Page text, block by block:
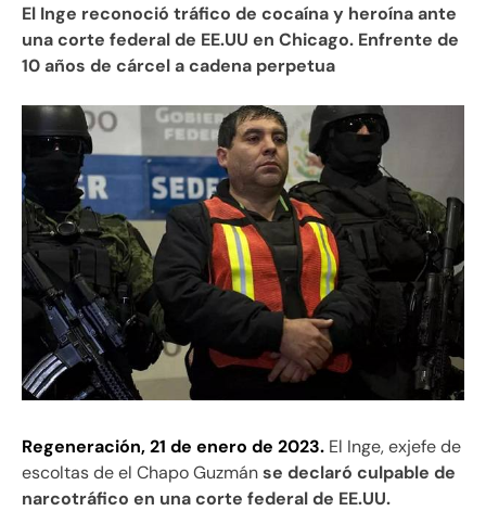
El Inge reconoció tráfico de cocaína y heroína ante
una corte federal de EE.UU en Chicago. Enfrente de
10 años de cárcel a cadena perpetua
Regeneración, 21 de enero de 2023. El Inge, exjefe de
escoltas de el Chapo Guzmánse declaró culpable de
narcotráfico en una corte federal de EE.UU.